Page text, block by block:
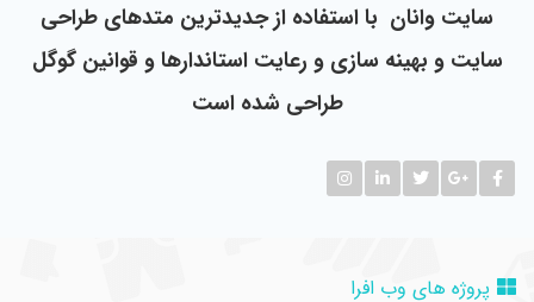
سایت وانان با استفاده از جدیدترین متدهای طراحی
سایت و بهینه سازی و رعایت استاندارها و قوانین گوگل
طراحی شده است
پروژه های وب افرا